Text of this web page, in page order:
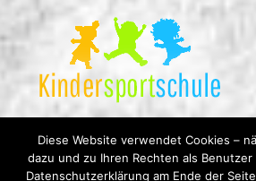
Diese Website verwendet Cookies –
dazu und zu Ihren Rechten als
Datenschutzerklärung am Ende der